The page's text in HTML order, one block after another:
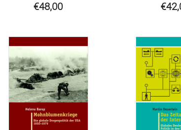
€48,00